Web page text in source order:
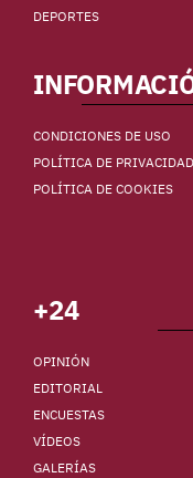
DEPORTES
CONDICIONES DE USO
POLÍTICA DE PRIVACIDAD
POLÍTICA DE COOKIES
+24
OPINIÓN
EDITORIAL
ENCUESTAS
VÍDEOS
GALERÍAS